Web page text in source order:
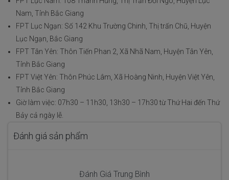
Nam, Tỉnh Bắc Giang
FPT Lục Ngạn: Số 142 Khu Trường Chinh, Thị trấn Chũ, Huyện
Lục Ngạn, Bắc Giang
FPT Tân Yên: Thôn Tiến Phan 2, Xã Nhã Nam, Huyện Tân Yên,
Tỉnh Bắc Giang
FPT Việt Yên: Thôn Phúc Lâm, Xã Hoàng Ninh, Huyện Việt Yên,
Tỉnh Bắc Giang
Giờ làm việc: 07h30 – 11h30, 13h30 – 17h30 từ Thứ Hai đến Thứ
Bảy cả ngày lễ.
Đánh giá sản phẩm
Đánh Giá Trung Bình